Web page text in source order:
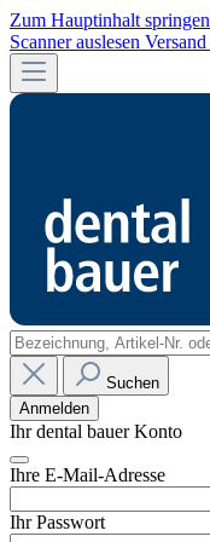
Zum Hauptinhalt springen
Scanner auslesen Versand
Suchen
Anmelden
Ihr dental bauer Konto
Ihre E-Mail-Adresse
Ihr Passwort